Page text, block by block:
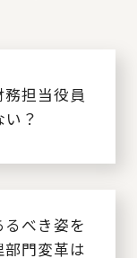
担当役員
？
べき姿を
門変革は